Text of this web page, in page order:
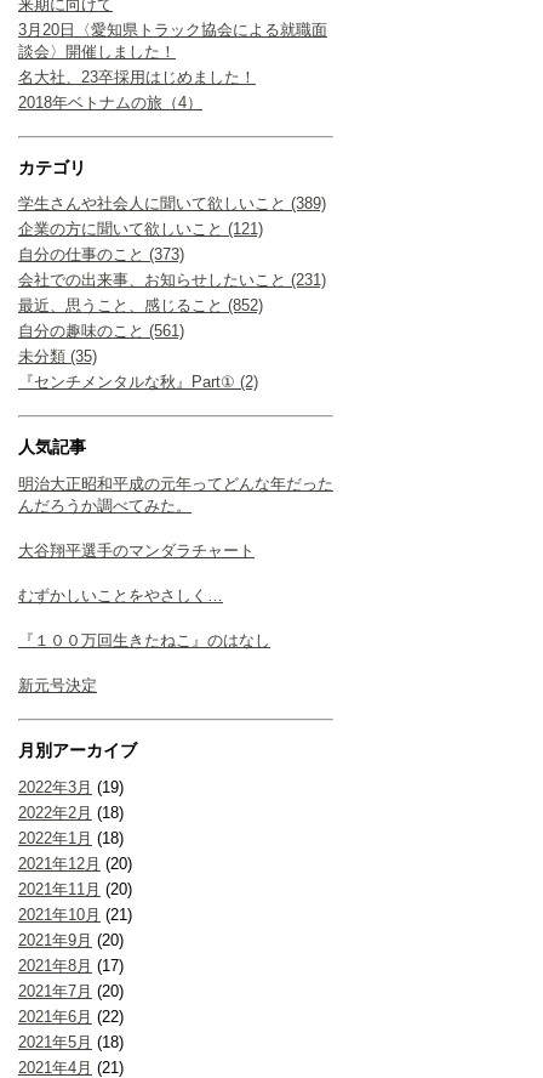
来期に向けて
3月20日〈愛知県トラック協会による就職面
談会〉開催しました！
名大社、23卒採用はじめました！
2018年ベトナムの旅（4）
カテゴリ
学生さんや社会人に聞いて欲しいこと (389)
企業の方に聞いて欲しいこと (121)
自分の仕事のこと (373)
会社での出来事、お知らせしたいこと (231)
最近、思うこと、感じること (852)
自分の趣味のこと (561)
未分類 (35)
『センチメンタルな秋』Part① (2)
人気記事
明治大正昭和平成の元年ってどんな年だった
んだろうか調べてみた。
大谷翔平選手のマンダラチャート
むずかしいことをやさしく…
『１００万回生きたねこ』のはなし
新元号決定
月別アーカイブ
2022年3月 (19)
2022年2月 (18)
2022年1月 (18)
2021年12月 (20)
2021年11月 (20)
2021年10月 (21)
2021年9月 (20)
2021年8月 (17)
2021年7月 (20)
2021年6月 (22)
2021年5月 (18)
2021年4月 (21)